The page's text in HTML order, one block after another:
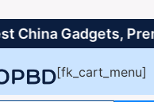
Gadgets,
[fk_cart_menu]